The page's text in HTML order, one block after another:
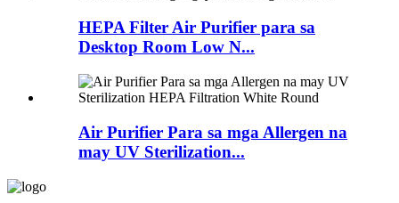
HEPA Filter Air Purifier para sa
Desktop Room Low N...
Air Purifier Para sa mga Allergen na
may UV Sterilization...